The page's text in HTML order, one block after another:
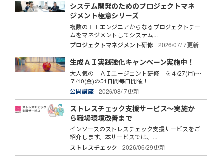
システム開発のためのプロジェクトマネ
ジメント極意シリーズ
複数のＩＴエンジニアからなるプロジェクトチー
ムをマネジメントしてシステム...
プロジェクトマネジメント研修
2026/07/ 7更新
生成ＡＩ実践強化キャンペーン実施中！
大人気の「ＡＩエージェント研修」を４/27(月)～
７/10(金)の51日間毎日開催！
公開講座
2026/08/ 7更新
ストレスチェック支援サービス～実施か
ら職場環境改善まで
インソースのストレスチェック支援サービスをご
紹介します。本サービスでは、...
ストレスチェック
2026/06/29更新